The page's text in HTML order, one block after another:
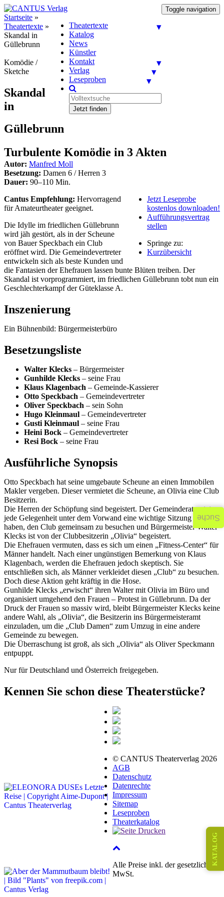
Toggle navigation
Theatertexte
Katalog
News
Künstler
Kontakt
Verlag
Leseproben
Jetzt finden
Startseite »
Theatertexte »
Skandal in
Güllebrunn
Komödie /
Sketche
Skandal
in
Güllebrunn
Turbulente Komödie in 3 Akten
Autor: Manfred Moll
Besetzung: Damen 6 / Herren 3
Dauer: 90–110 Min.
Jetzt Leseprobe
kostenlos downloaden!
Aufführungsvertrag
stellen
Springe zu:
Kurzübersicht
Cantus Empfehlung: Hervorragend
für Amateurtheater geeignet.
Die Idylle im friedlichen Güllebrunn
wird jäh gestört, als in der Scheune
von Bauer Speckbach ein Club
eröffnet wird. Die Gemeindevertreter
entwickeln sich als beste Kunden und
die Fantasien der Ehefrauen lassen bunte Blüten treiben. Der
Skandal ist vorprogrammiert, im friedlichen Güllebrunn tobt nun ein
Geschlechterkampf der Güteklasse A.
Inszenierung
Ein Bühnenbild: Bürgermeisterbüro
Besetzungsliste
Walter Klecks – Bürgermeister
Gunhilde Klecks – seine Frau
Klaus Klagenbach – Gemeinde-Kassierer
Otto Speckbach – Gemeindevertreter
Oliver Speckbach – sein Sohn
Hugo Kleinmaul – Gemeindevertreter
Gusti Kleinmaul – seine Frau
Heini Bock – Gemeindevertreter
Resi Bock – seine Frau
Ausführliche Synopsis
Otto Speckbach hat seine umgebaute Scheune an einen Immobilen
Makler vergeben. Dieser vermietet die Scheune, an Olivia eine Club
Besitzerin.
Die Herren der Schöpfung sind begeistert. Der Gemeinderat nutzt
jede Gelegenheit unter dem Vorwand eine wichtige Sitzung zu
haben, den Club gemeinsam zu besuchen und Bürgermeister Walter
Klecks ist von der Clubbesitzerin „Olivia“ begeistert.
Die Ehefrauen vermuten, dass es sich um einen „Fitness-Center“ für
Männer handelt. Nach einer ungünstigen Bemerkung von Klaus
Klagenbach, werden die Ehefrauen jedoch skeptisch. Sie
entschließen sich, als Männer verkleidet diesen „Club“ zu besuchen.
Doch diese Aktion geht kräftig in die Hose.
Gunhilde Klecks „erwischt“ ihren Walter mit Olivia im Büro und
organisiert umgehend den Frauen – Protest in Güllebrunn. Da der
Druck der Frauen so massiv wird, bleibt Bürgermeister Klecks keine
andere Wahl, als „Olivia“, die Besitzerin ins Bürgermeisteramt
einzuladen, um die „Club Damen“ zum Umzug in eine andere
Gemeinde zu bewegen.
Die Überraschung ist groß, als sich „Olivia“ als Oliver Speckmann
entpuppt.
Nur für Deutschland und Österreich freigegeben.
Kennen Sie schon diese Theaterstücke?
© CANTUS Theaterverlag 2026
AGB
Datenschutz
Datenrechte
Impressum
Sitemap
Leseproben
Theaterkatalog
Alle Preise inkl. der gesetzlichen
MwSt.
KATALOG
Suche